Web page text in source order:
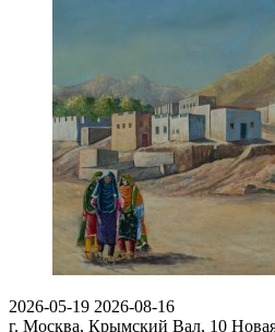
2026-05-19 2026-08-16
г. Москва, Крымский Вал, 10